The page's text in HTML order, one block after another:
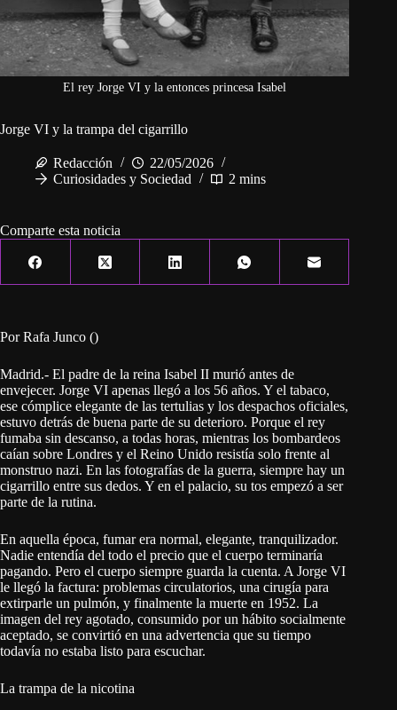
El rey Jorge VI y la entonces princesa Isabel
Jorge VI y la trampa del cigarrillo
Redacción
22/05/2026
Curiosidades y Sociedad
2 mins
Comparte esta noticia
Por Rafa Junco ()
Madrid.- El padre de la reina Isabel II murió antes de
envejecer. Jorge VI apenas llegó a los 56 años. Y el tabaco,
ese cómplice elegante de las tertulias y los despachos oficiales,
estuvo detrás de buena parte de su deterioro. Porque el rey
fumaba sin descanso, a todas horas, mientras los bombardeos
caían sobre Londres y el Reino Unido resistía solo frente al
monstruo nazi. En las fotografías de la guerra, siempre hay un
cigarrillo entre sus dedos. Y en el palacio, su tos empezó a ser
parte de la rutina.
En aquella época, fumar era normal, elegante, tranquilizador.
Nadie entendía del todo el precio que el cuerpo terminaría
pagando. Pero el cuerpo siempre guarda la cuenta. A Jorge VI
le llegó la factura: problemas circulatorios, una cirugía para
extirparle un pulmón, y finalmente la muerte en 1952. La
imagen del rey agotado, consumido por un hábito socialmente
aceptado, se convirtió en una advertencia que su tiempo
todavía no estaba listo para escuchar.
La trampa de la nicotina